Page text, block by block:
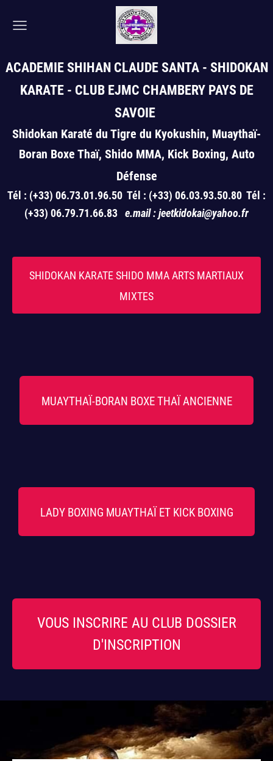
ACADEMIE SHIHAN CLAUDE SANTA - SHIDOKAN
KARATE - CLUB EJMC CHAMBERY PAYS DE
SAVOIE
Shidokan Karaté du Tigre du Kyokushin, Muaythaï-
Boran Boxe Thaï, Shido MMA, Kick Boxing, Auto
Défense
Tél : (+33) 06.73.01.96.50 Tél : (+33) 06.03.93.50.80 Tél :
(+33) 06.79.71.66.83 e.mail : jeetkidokai@yahoo.fr
SHIDOKAN KARATE SHIDO MMA ARTS MARTIAUX
MIXTES
MUAYTHAÏ-BORAN BOXE THAÏ ANCIENNE
LADY BOXING MUAYTHAÏ ET KICK BOXING
VOUS INSCRIRE AU CLUB DOSSIER
D'INSCRIPTION